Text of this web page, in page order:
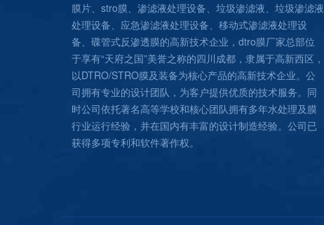
膜片、stro膜、渗滤液处理设备、垃圾渗滤液、垃圾渗滤液
处理设备、应急渗滤液处理设备、移动式渗滤液处理设
备、碟管式反渗透膜的高新技术企业，dtro膜厂家总部位
于享有“天府之国”美誉之称的四川成都，隶属于高新西区，
以DTRO/STRO膜及装备为核心产品的高新技术企业。公
司拥有专业的设计团队，为客户提供优质的技术服务。同
时公司依托著名高等学校和核心团队拥有多年水处理及膜
行业运行经验，并在国内有丰富的设计制造经验。公司已
获得多项专利和软件著作权。